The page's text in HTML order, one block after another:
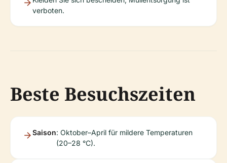
verboten.
Beste Besuchszeiten
Saison: Oktober–April für mildere Temperaturen
(20–28 °C).